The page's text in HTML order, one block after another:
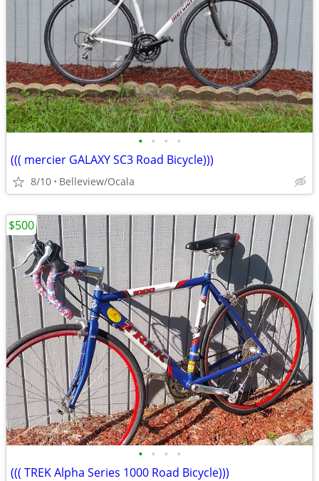
• • • •
((( mercier GALAXY SC3 Road Bicycle)))
8/10 Belleview/Ocala
• • • •
((( TREK Alpha Series 1000 Road Bicycle)))
$500